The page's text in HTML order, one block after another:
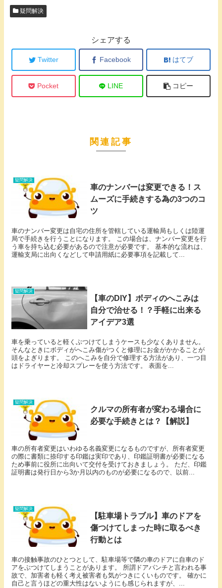
疑問解決
シェアする
Twitter Facebook はてブ
Pocket LINE コピー
関連記事
疑問解決
車のナンバーは変更できる！ス
ムーズに手続きする為の3つのコ
ツ
車のナンバー変更は自宅の住所を管轄している運輸局もしくは陸運
局で手続きを行うことになります。 この場合は、ナンバー変更を行
う車を持ち込む必要があるので注意が必要です。 基本的な流れは、
運輸支局に出向くなどして申請用紙に必要事項を記載して...
疑問解決
【車のDIY】ボディのへこみは
自分で治せる！？手軽に出来る
アイデア3選
車を乗っていると軽くぶつけてしまうケースも少なくありません。
そんなときにボディがへこみ傷がつくと修理にお金がかかることが
頭をよぎります。 このへこみを自分で修理する方法があり、一つ目
はドライヤーと冷却スプレーを使う方法です。 表面を...
疑問解決
クルマの所有者が変わる場合に
必要な手続きとは？【解説】
車の所有者変更はいわゆる名義変更になるものですが、所有者変更
の際に書類に捺印する印鑑は実印であり、印鑑証明書が必要になる
ため事前に役所に出向いて交付を受けておきましょう。 ただ、印鑑
証明書は発行日から3か月以内のものが必要になるので、以前...
疑問解決
【駐車場トラブル】車のドアを
傷つけてしまった時に取るべき
行動とは
車の接触事故のひとつとして、駐車場等で隣の車のドアに自車のド
アをぶつけてしまうことがあります。 所謂ドアパンチと言われる事
故で、加害者も軽く考え被害者も気がつきにくいものです。 確かに
自己と言うほどの重大性はないようにも感じられますが、...